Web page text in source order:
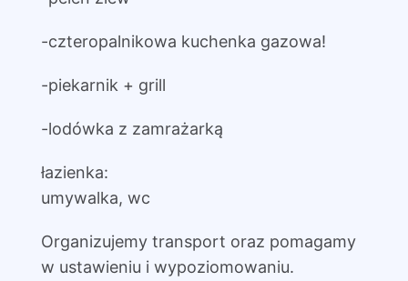
-czteropalnikowa kuchenka gazowa!
-piekarnik + grill
-lodówka z zamrażarką
łazienka:
umywalka, wc
Organizujemy transport oraz pomagamy
w ustawieniu i wypoziomowaniu.